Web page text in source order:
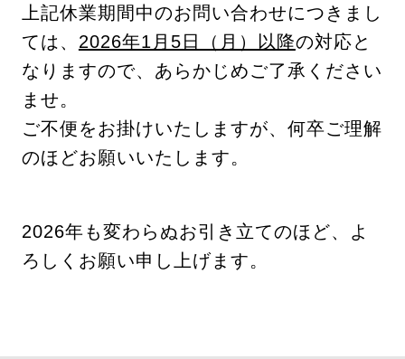
上記休業期間中のお問い合わせにつきまし
ては、 2026年1月5日（月）以降の対応と
なりますので、あらかじめご了承ください
ませ。
ご不便をお掛けいたしますが、何卒ご理解
のほどお願いいたします。
2026年も変わらぬお引き立てのほど、よ
ろしくお願い申し上げます。